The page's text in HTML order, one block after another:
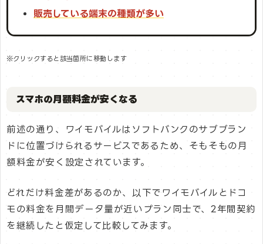
販売している端末の種類が多い
※クリックすると該当箇所に移動します
スマホの月額料金が安くなる
前述の通り、ワイモバイルはソフトバンクのサブブラン
ドに位置づけられるサービスであるため、そもそもの月
額料金が安く設定されています。
どれだけ料金差があるのか、以下でワイモバイルとドコ
モの料金を月間データ量が近いプラン同士で、2年間契約
を継続したと仮定して比較してみます。